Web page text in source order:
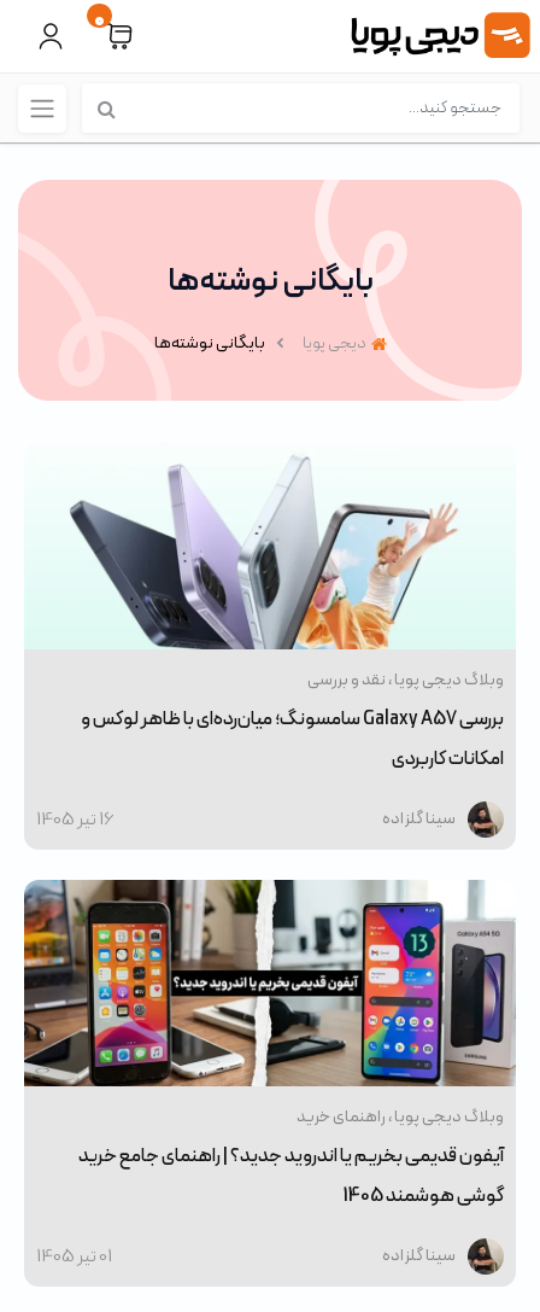
0
بایگانی نوشته‌ها
دیجی پویا بایگانی نوشته‌ها
وبلاگ دیجی پویا نقد و بررسی
بررسی Galaxy A57 سامسونگ؛ میان‌رده‌ای با ظاهر لوکس و
امکانات کاربردی
سینا گلزاده 16 تير 1405
وبلاگ دیجی پویا راهنمای خرید
آیفون قدیمی بخریم یا اندروید جدید؟ | راهنمای جامع خرید
گوشی هوشمند 1405
سینا گلزاده 01 تير 1405